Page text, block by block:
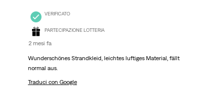
VERIFICATO
PARTECIPAZIONE LOTTERIA
2 mesi fa
Wunderschönes Strandkleid, leichtes luftiges Material, fällt
normal aus.
Traduci con Google